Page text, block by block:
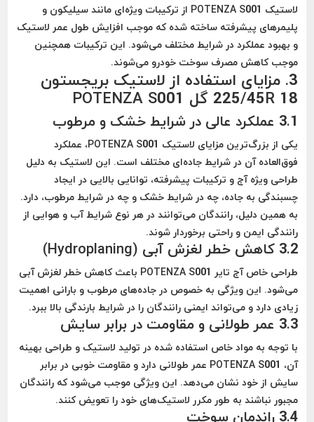
لاستیک POTENZA S001 از ترکیبات ویژه‌ای مانند سیلیکون و
پلیمرهای پیشرفته ساخته شده که موجب افزایش طول عمر لاستیک
و بهبود عملکرد در شرایط مختلف می‌شود. این ترکیبات همچنین
موجب کاهش مصرف سوخت خودرو می‌شوند.
3. مزایای استفاده از لاستیک بریجستون
225/45R 18 گل POTENZA S001
3.1 عملکرد عالی در شرایط خشک و مرطوب
یکی از بزرگ‌ترین مزایای لاستیک POTENZA S001، عملکرد
فوق‌العاده آن در شرایط جاده‌ای مختلف است. این لاستیک به دلیل
طراحی ویژه آج و ترکیبات پیشرفته، توانایی بالایی در ایجاد
چسبندگی به جاده، چه در شرایط خشک و چه در شرایط مرطوب، دارد.
به همین دلیل، رانندگان می‌توانند در هر نوع شرایط آب و هوایی از
رانندگی ایمن و راحتی برخوردار شوند.
3.2 کاهش خطر لغزش آبی (Hydroplaning)
طراحی خاص آج تایر POTENZA S001 باعث کاهش خطر لغزش آبی
می‌شود. این ویژگی به خصوص در جاده‌های مرطوب و بارانی اهمیت
زیادی دارد و می‌تواند ایمنی رانندگان را در شرایط بارندگی بالا ببرد.
3.3 عمر طولانی و مقاومت در برابر سایش
با توجه به مواد خاص استفاده شده در تولید لاستیک و طراحی بهینه
آن، POTENZA S001 عمر طولانی دارد و مقاومت خوبی در برابر
سایش از خود نشان می‌دهد. این ویژگی موجب می‌شود که رانندگان
مجبور نباشند به طور مکرر لاستیک‌های خود را تعویض کنند.
3.4 راندمان سوخت